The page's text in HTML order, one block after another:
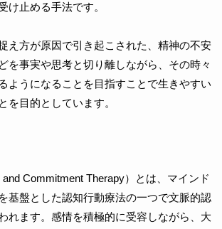
け止める手法です。
え方が原因で引き起こされた、精神の不安
を事実や思考と切り離しながら、その時々
ようになることを目指すことで生きやすい
を目的としています。
Commitment Therapy）とは、マインド
基盤とした認知行動療法の一つで文脈的認
れます。感情を積極的に受容しながら、大